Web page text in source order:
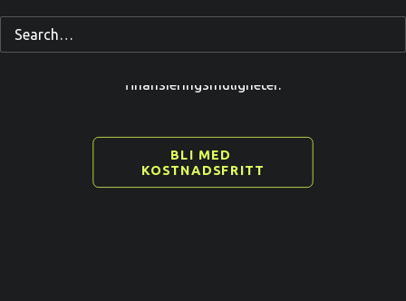
finansieringsmuligheter.
BLI MED
KOSTNADSFRITT